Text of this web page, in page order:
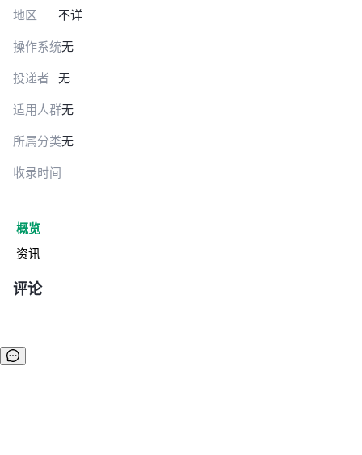
地区 不详
操作系统无
投递者 无
适用人群无
所属分类无
收录时间
概览
资讯
评论